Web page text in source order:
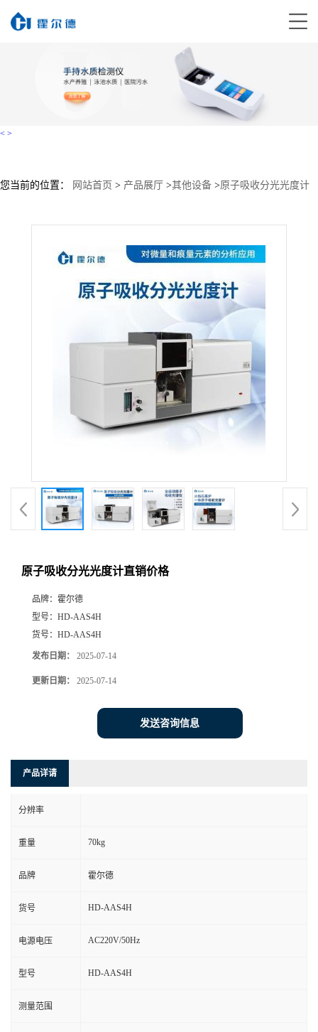
< >
您当前的位置： 网站首页 > 产品展厅 >其他设备 >原子吸收分光光度计
原子吸收分光光度计直销价格
品牌： 霍尔德
型号： HD-AAS4H
货号： HD-AAS4H
发布日期： 2025-07-14
更新日期： 2025-07-14
发送咨询信息
产品详请
分辨率
重量 70kg
品牌 霍尔德
货号 HD-AAS4H
电源电压 AC220V/50Hz
型号 HD-AAS4H
测量范围